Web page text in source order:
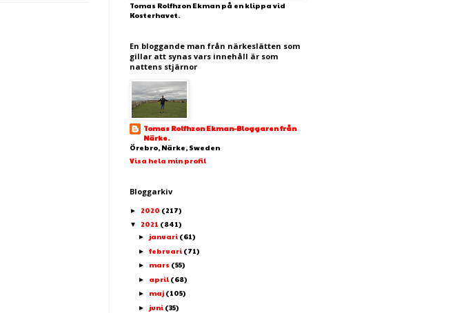
Tomas Rolfhzon Ekman på en klippa vid
Kosterhavet.
En bloggande man från närkeslätten som
gillar att synas vars innehåll är som
nattens stjärnor
Tomas Rolfhzon Ekman-Bloggaren från
Närke.
Örebro, Närke, Sweden
Visa hela min profil
Bloggarkiv
► 2020 (217)
▼ 2021 (841)
► januari (61)
► februari (71)
► mars (55)
► april (68)
► maj (105)
► juni (35)